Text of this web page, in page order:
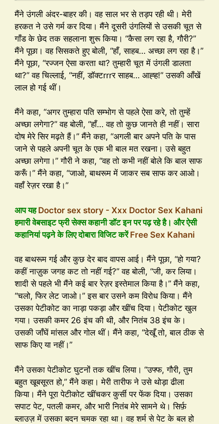
मैंने उंगली अंदर-बाहर की। वह साल भर से तड़प रही थी। मेरी
हरकत ने उसे गर्म कर दिया। मैंने दूसरी उंगलियों से उसकी चूत से
गाँड के छेद तक सहलाना शुरू किया। “कैसा लग रहा है, गौरी?”
मैंने पूछा। वह सिसकते हुए बोली, “हाँ, साहब… अच्छा लग रहा है।”
मैंने पूछा, “रज्जन ऐसा करता था? तुम्हारी चूत में उंगली डालता
था?” वह चिल्लाई, “नहीं, डॉक्टrrrर साहब… आह्ह!” उसकी आँखें
लाल हो गई थीं।
मैंने कहा, “अगर तुम्हारा पति सम्भोग से पहले ऐसा करे, तो तुम्हें
अच्छा लगेगा?” वह बोली, “हाँ… वह तो कुछ जानते ही नहीं। सारा
दोष मेरे सिर मढ़ते हैं।” मैंने कहा, “अगली बार अपने पति के पास
जाने से पहले अपनी चूत के एक भी बाल मत रखना। उसे बहुत
अच्छा लगेगा।” गौरी ने कहा, “वह तो कभी नहीं बोले कि बाल साफ
करूँ।” मैंने कहा, “जाओ, बाथरूम में जाकर सब साफ कर आओ।
वहाँ रेज़र रखा है।”
आप यहDoctor sex story - Xxx Doctor Sex Kahani
हमारी वेबसाइट फ्री सेक्स कहानी डॉट इन पर पढ़ रहे है। और ऐसी
कहानियां पढ़ने के लिए दोबारा विजिट करेंFree Sex Kahani
वह बाथरूम गई और कुछ देर बाद वापस आई। मैंने पूछा, “हो गया?
कहीं नाज़ुक जगह कट तो नहीं गई?” वह बोली, “जी, कर लिया।
शादी से पहले भी मैंने कई बार रेज़र इस्तेमाल किया है।” मैंने कहा,
“चलो, फिर लेट जाओ।” इस बार उसने कम विरोध किया। मैंने
उसका पेटीकोट का नाड़ा पकड़ा और खींच दिया। पेटीकोट खुल
गया। उसकी कमर 26 इंच की थी, और नितंब 38 इंच के।
उसकी जाँघें मांसल और गोल थीं। मैंने कहा, “देखूँ तो, बाल ठीक से
साफ किए या नहीं।”
मैंने उसका पेटीकोट घुटनों तक खींच लिया। “उफ्फ, गौरी, तुम
बहुत खूबसूरत हो,” मैंने कहा। मेरी तारीफ ने उसे थोड़ा ढीला
किया। मैंने पूरा पेटीकोट खींचकर कुर्सी पर फेंक दिया। उसका
सपाट पेट, पतली कमर, और भारी नितंब मेरे सामने थे। सिर्फ़
ब्लाउज़ में उसका बदन चमक रहा था। वह शर्म से पेट के बल हो